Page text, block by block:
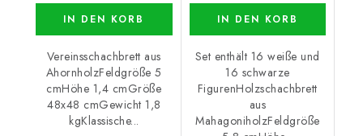
IN DEN KORB
Vereinsschachbrett aus
AhornholzFeldgröße 5
cmHöhe 1,4 cmGröße
48x48 cmGewicht 1,8
kgKlassische...
IN DEN KORB
Set enthält 16 weiße und
16 schwarze
FigurenHolzschachbrett
aus
MahagoniholzFeldgröße